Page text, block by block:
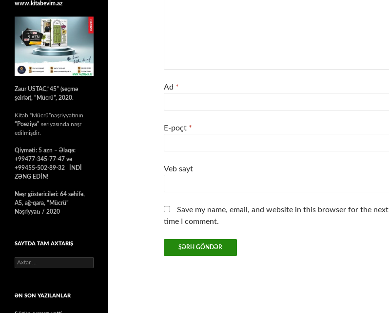
Ad *
E-poçt *
Veb sayt
Save my name, email, and website in this browser for the next
time I comment.
www.kitabevim.az
Zaur USTAC,“45” (seçmə
şeirlər), “Mücrü”, 2020.
Kitab “Mücrü”nəşriyyatının
“Poeziya” seriyasında nəşr
edilmişdir.
Qiyməti: 5 azn – Əlaqə:
+99477-345-77-47 və
+99455-502-89-32 İNDİ
ZƏNG EDİN!
Nəşr göstəriciləri: 64 səhifə,
A5, ağ-qara, “Mücrü”
Nəşriyyatı / 2020
SAYTDA TAM AXTARIŞ
Axtarış:
ƏN SON YAZILANLAR